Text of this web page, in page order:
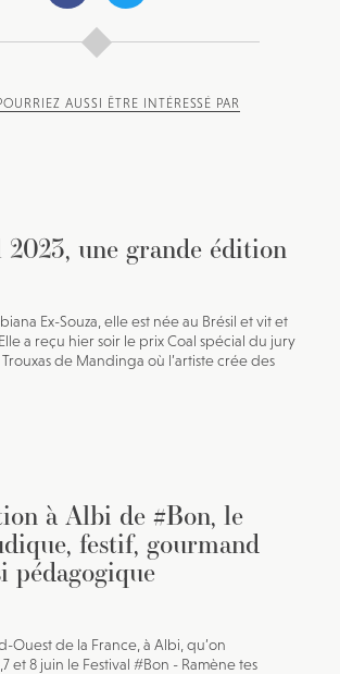
AUSSI ÊTRE INTÉRESSÉ PAR
une grande édition
Ex-Souza, elle est née au Brésil et vit et
a reçu hier soir le prix Coal spécial du jury
de Mandinga où l’artiste crée des
à Albi de #Bon, le
festif, gourmand
pédagogique
Ouest de la France, à Albi, qu’on
et 8 juin le Festival #Bon - Ramène tes